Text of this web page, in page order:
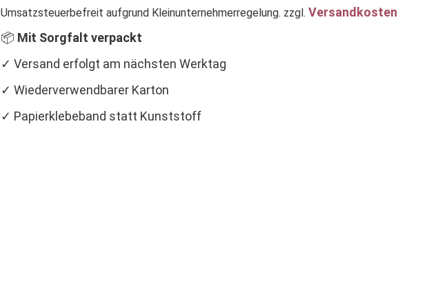
und
Turnschuhen
Umsatzsteuerbefreit aufgrund Kleinunternehmerregelung. zzgl. Versandkosten
📦 Mit Sorgfalt verpackt
✓ Versand erfolgt am nächsten Werktag
✓ Wiederverwendbarer Karton
✓ Papierklebeband statt Kunststoff